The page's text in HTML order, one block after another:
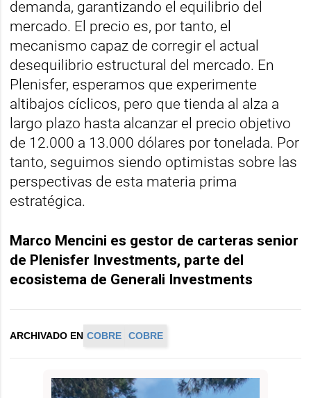
demanda, garantizando el equilibrio del
mercado. El precio es, por tanto, el
mecanismo capaz de corregir el actual
desequilibrio estructural del mercado. En
Plenisfer, esperamos que experimente
altibajos cíclicos, pero que tienda al alza a
largo plazo hasta alcanzar el precio objetivo
de 12.000 a 13.000 dólares por tonelada. Por
tanto, seguimos siendo optimistas sobre las
perspectivas de esta materia prima
estratégica.
Marco Mencini es gestor de carteras senior
de Plenisfer Investments, parte del
ecosistema de Generali Investments
ARCHIVADO EN COBRE COBRE